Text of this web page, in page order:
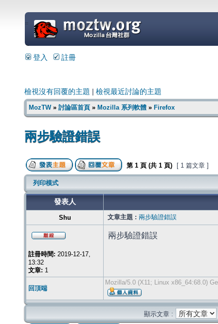
=
登入 註冊
檢視沒有回覆的主題 檢視最近討論的主題
MozTW» 討論區首頁 » Mozilla 系列軟體 » Firefox
兩步驗證錯誤
第 1 頁 (共 1 頁) [ 1 篇文章 ]
列印模式
發表人
Shu 文章主題 : 兩步驗證錯誤
註冊時間: 2019-12-17,
13:32
文章: 1
兩步驗證錯誤
回頂端
Mozilla/5.0 (X11; Linux x86_64:68.0)
顯示文章 :